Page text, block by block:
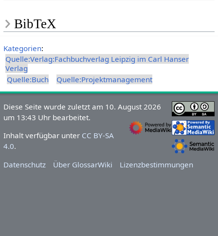
BibTeX
Kategorien:
Quelle:Verlag:Fachbuchverlag Leipzig im Carl Hanser
Verlag
Quelle:Buch
Quelle:Projektmanagement
Diese Seite wurde zuletzt am 10. August 2026
um 13:43 Uhr bearbeitet.
Inhalt verfügbar unter CC BY-SA
4.0.
Datenschutz
Über GlossarWiki Lizenzbestimmungen